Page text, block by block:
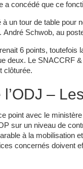
a concédé que ce
à un tour de table pour
André Schwob, au
6 points,
deux. Le SNACCRF
clôturée.
–
point avec le
sur un niveau de
à la mobilisation
concernés doivent